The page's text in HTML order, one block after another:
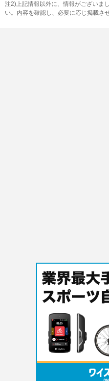
注2)上記情報以外に、情報がございま
い。内容を確認し、必要に応じ掲載さ